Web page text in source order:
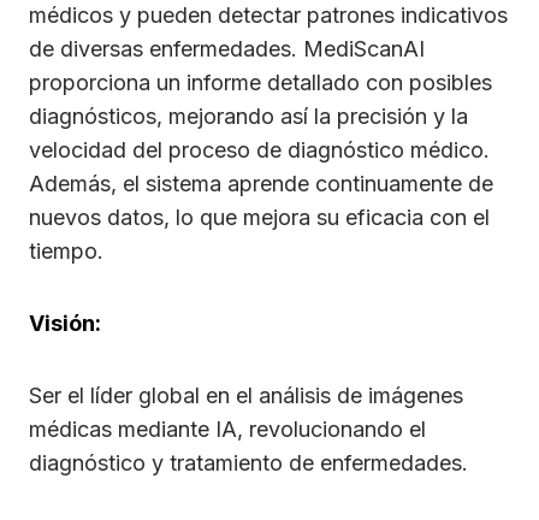
médicos y pueden detectar patrones indicativos
de diversas enfermedades. MediScanAI
proporciona un informe detallado con posibles
diagnósticos, mejorando así la precisión y la
velocidad del proceso de diagnóstico médico.
Además, el sistema aprende continuamente de
nuevos datos, lo que mejora su eficacia con el
tiempo.
Visión:
Ser el líder global en el análisis de imágenes
médicas mediante IA, revolucionando el
diagnóstico y tratamiento de enfermedades.